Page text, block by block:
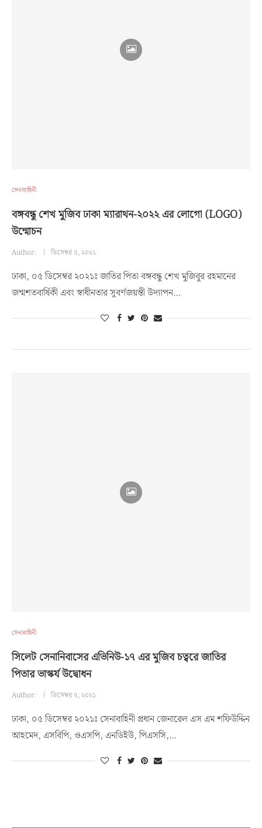
সেনাবাহিনী
বঙ্গবন্ধু শেখ মুজিব ঢাকা ম্যারাথন-২০২২ এর লোগো (LOGO)
উন্মোচন
Author: ডিসেম্বর ৫, ২০২১
ঢাকা, ০৫ ডিসেম্বর ২০২১ঃ জাতির পিতা বঙ্গবন্ধু শেখ মুজিবুর রহমানের
জন্মশতবার্ষিকী এবং স্বাধীনতার সুবর্ণজয়ন্তী উদ্যাপন…
সেনাবাহিনী
সিলেট সেনানিবাসের এভিনিউ-১৭ এর মুজিব চত্বরে জাতির
পিতার ভাস্কর্য উদ্বোধন
Author: ডিসেম্বর ৫, ২০২১
ঢাকা, ০৫ ডিসেম্বর ২০২১ঃ সেনাবাহিনী প্রধান জেনারেল এস এম শফিউদ্দিন
আহমেদ, এসবিপি, ওএসপি, এনডিইউ, পিএসসি,…